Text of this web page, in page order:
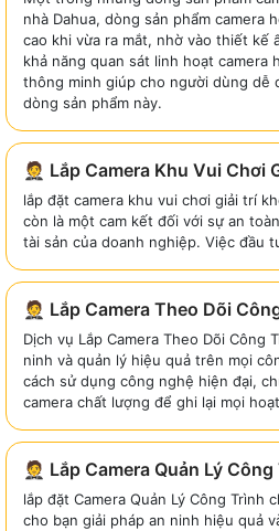
nhà Dahua, dòng sản phẩm camera
cao khi vừa ra mắt, nhờ vào thiết kế
khả năng quan sát linh hoạt camera
thông minh giúp cho người dùng dễ
dòng sản phẩm này.
🤵 Lắp Camera Khu Vui Chơi
lắp đặt camera khu vui chơi giải trí
còn là một cam kết đối với sự an
tài sản của doanh nghiệp. Việc đầu
🤵 Lắp Camera Theo Dõi
Dịch vụ Lắp Camera Theo Dõi Công
ninh và quản lý hiệu quả trên mọi
cách sử dụng công nghệ hiện đại,
camera chất lượng để ghi lại mọi
🤵 Lắp Camera Quản Lý Công
lắp đặt Camera Quản Lý Công Trình
cho bạn giải pháp an ninh hiệu quả